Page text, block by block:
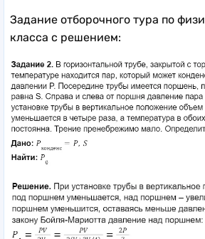
Задание отборочного тура по
класса с решением: